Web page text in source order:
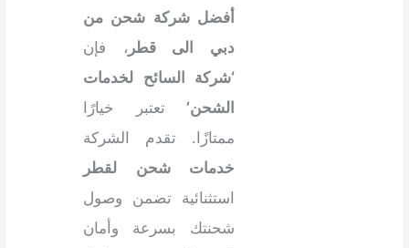
أفضل شركة شحن من
دبي الى قطر ، فإن
‘شركة السائح لخدمات
الشحن’ تعتبر خيارًا
ممتازًا. تقدم الشركة
خدمات شحن لقطر
استثنائية تضمن وصول
شحنتك بسرعة وأمان